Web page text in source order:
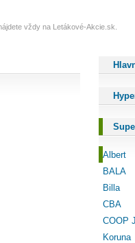
vždy na Letákové-Akcie.sk.
Albert
BALA
Billa
CBA
COOP
Koruna